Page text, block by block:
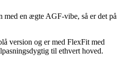
en ægte AGF-vibe, så er det på
version og er med FlexFit med
til ethvert hoved.